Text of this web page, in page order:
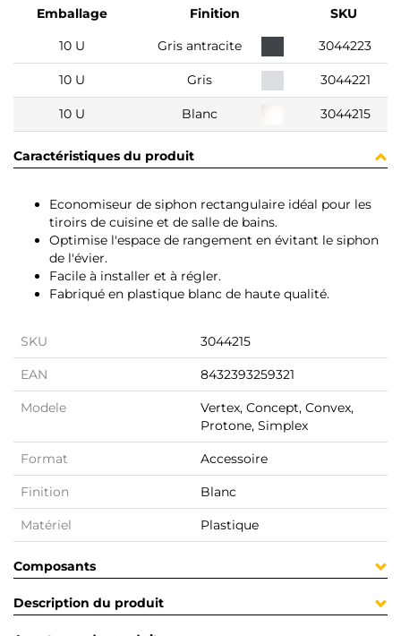
Emballage Finition
SKU
10 U
Gris antracite 3044223
10 U Gris 3044221
10 U Blanc 3044215
Caractéristiques du produit
Economiseur de siphon rectangulaire idéal pour les
tiroirs de cuisine et de salle de bains.
Optimise l'espace de rangement en évitant le siphon
de l'évier.
Facile à installer et à régler.
Fabriqué en plastique blanc de haute qualité.
SKU 3044215
EAN 8432393259321
Modele
Vertex, Concept, Convex,
Protone, Simplex
Format Accessoire
Finition Blanc
Matériel Plastique
Composants
Description du produit